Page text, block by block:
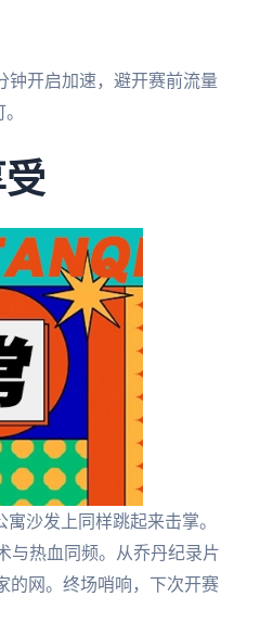
钟开启加速，避开赛前流量
沙发上同样跳起来击掌。
与热血同频。从乔丹纪录片
的网。终场哨响，下次开赛